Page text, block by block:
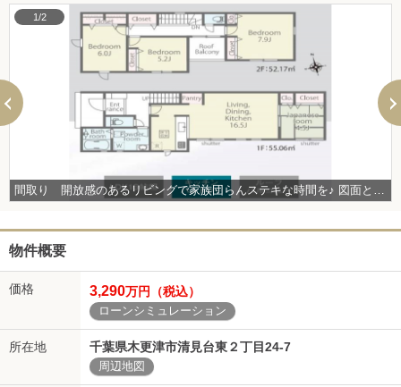
間取り 開放感のあるリビングで家族団らんステキな時間を♪ 図面と現況が異なる場合は現況優先とさせていただきます。
1/2
物件概要
価格 3,290万円（税込）
ローンシミュレーション
所在地 千葉県木更津市清見台東２丁目24-7
周辺地図